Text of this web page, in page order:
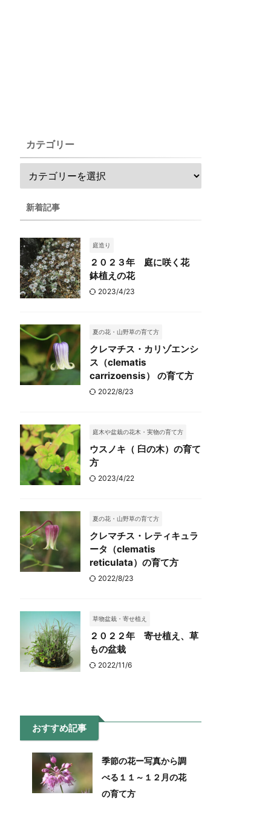
カテゴリー
新着記事
庭造り
２０２３年 庭に咲く花
鉢植えの花
2023/4/23
夏の花・山野草の育て方
クレマチス・カリゾエンシ
ス（clematis
carrizoensis） の育て方
2022/8/23
庭木や盆栽の花木・実物の育て方
ウスノキ（ 臼の木）の育て
方
2023/4/22
夏の花・山野草の育て方
クレマチス・レティキュラ
ータ（clematis
reticulata）の育て方
2022/8/23
草物盆栽・寄せ植え
２０２２年 寄せ植え、草
もの盆栽
2022/11/6
おすすめ記事
季節の花ー写真から調
べる１１～１２月の花
の育て方